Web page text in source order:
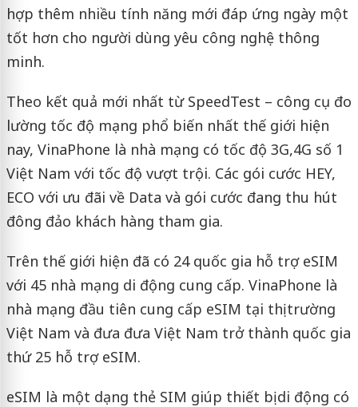
hợp thêm nhiều tính năng mới đáp ứng ngày một
tốt hơn cho người dùng yêu công nghệ thông
minh.
Theo kết quả mới nhất từ SpeedTest – công cụ đo
lường tốc độ mạng phổ biến nhất thế giới hiện
nay, VinaPhone là nhà mạng có tốc độ 3G,4G số 1
Việt Nam với tốc độ vượt trội. Các gói cước HEY,
ECO với ưu đãi về Data và gói cước đang thu hút
đông đảo khách hàng tham gia.
Trên thế giới hiện đã có 24 quốc gia hỗ trợ eSIM
với 45 nhà mạng di động cung cấp. VinaPhone là
nhà mạng đầu tiên cung cấp eSIM tại thị trường
Việt Nam và đưa đưa Việt Nam trở thành quốc gia
thứ 25 hỗ trợ eSIM.
eSIM là một dạng thẻ SIM giúp thiết bị di động có